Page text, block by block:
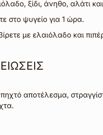
ξίδι, άνηθο, αλάτι και
στο ψυγείο για 1 ώρα.
με ελαιόλαδο και
πηχτό αποτέλεσμα,